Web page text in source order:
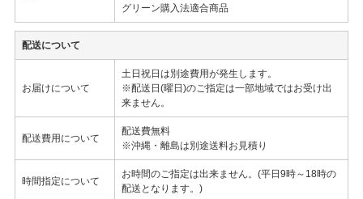
グリーン購入法適合商品
配送について
お届けについて
土日祝日は別途費用が発生します。
※配送日(曜日)のご指定は一部地域ではお受け出
来ません。
配送費用について
配送費無料
※沖縄・離島は別途送料お見積り
時間指定について
お時間のご指定は出来ません。(平日9時～18時の
配送となります。)